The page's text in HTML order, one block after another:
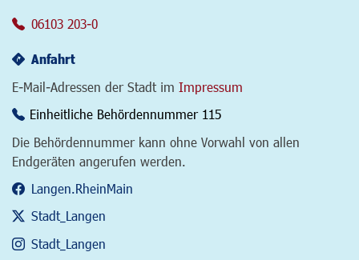
06103 203-0
Anfahrt
E-Mail-Adressen der Stadt im Impressum
Einheitliche Behördennummer 115
Die Behördennummer kann ohne Vorwahl von allen
Endgeräten angerufen werden.
Langen.RheinMain
Stadt_Langen
Stadt_Langen